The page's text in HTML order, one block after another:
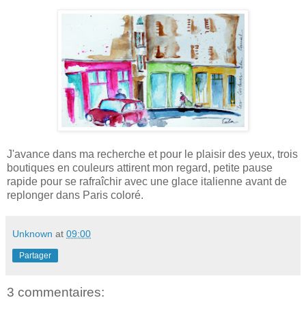
J'avance dans ma recherche et pour le plaisir des yeux, trois
boutiques en couleurs attirent mon regard, petite pause
rapide pour se rafraîchir avec une glace italienne avant de
replonger dans Paris coloré.
Unknown at 09:00
Partager
3 commentaires: